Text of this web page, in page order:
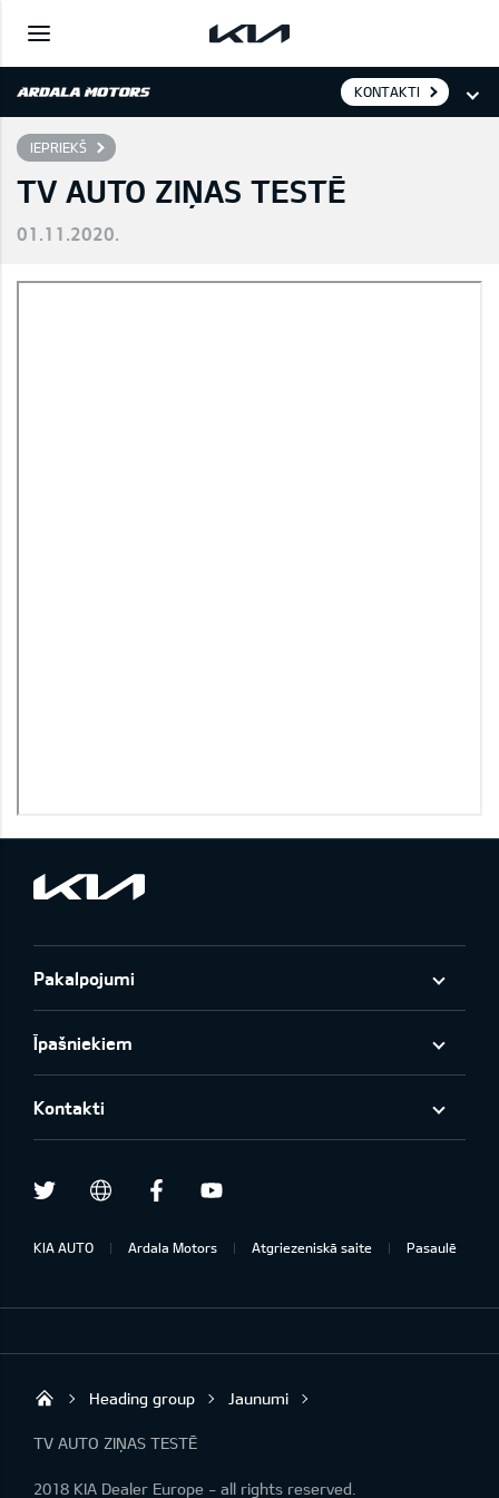
KONTAKTI
IEPRIEKŠ
TV AUTO ZIŅAS TESTĒ
01.11.2020.
Pakalpojumi
Īpašniekiem
Kontakti
Twitter draugiem.lvFacebook
KIA AUTO Ardala Motors Atgriezeniskā saite Pasaulē
Ardala SIA
Heading group Jaunumi
TV AUTO ZIŅAS TESTĒ
2018 KIA Dealer Europe - all rights reserved.